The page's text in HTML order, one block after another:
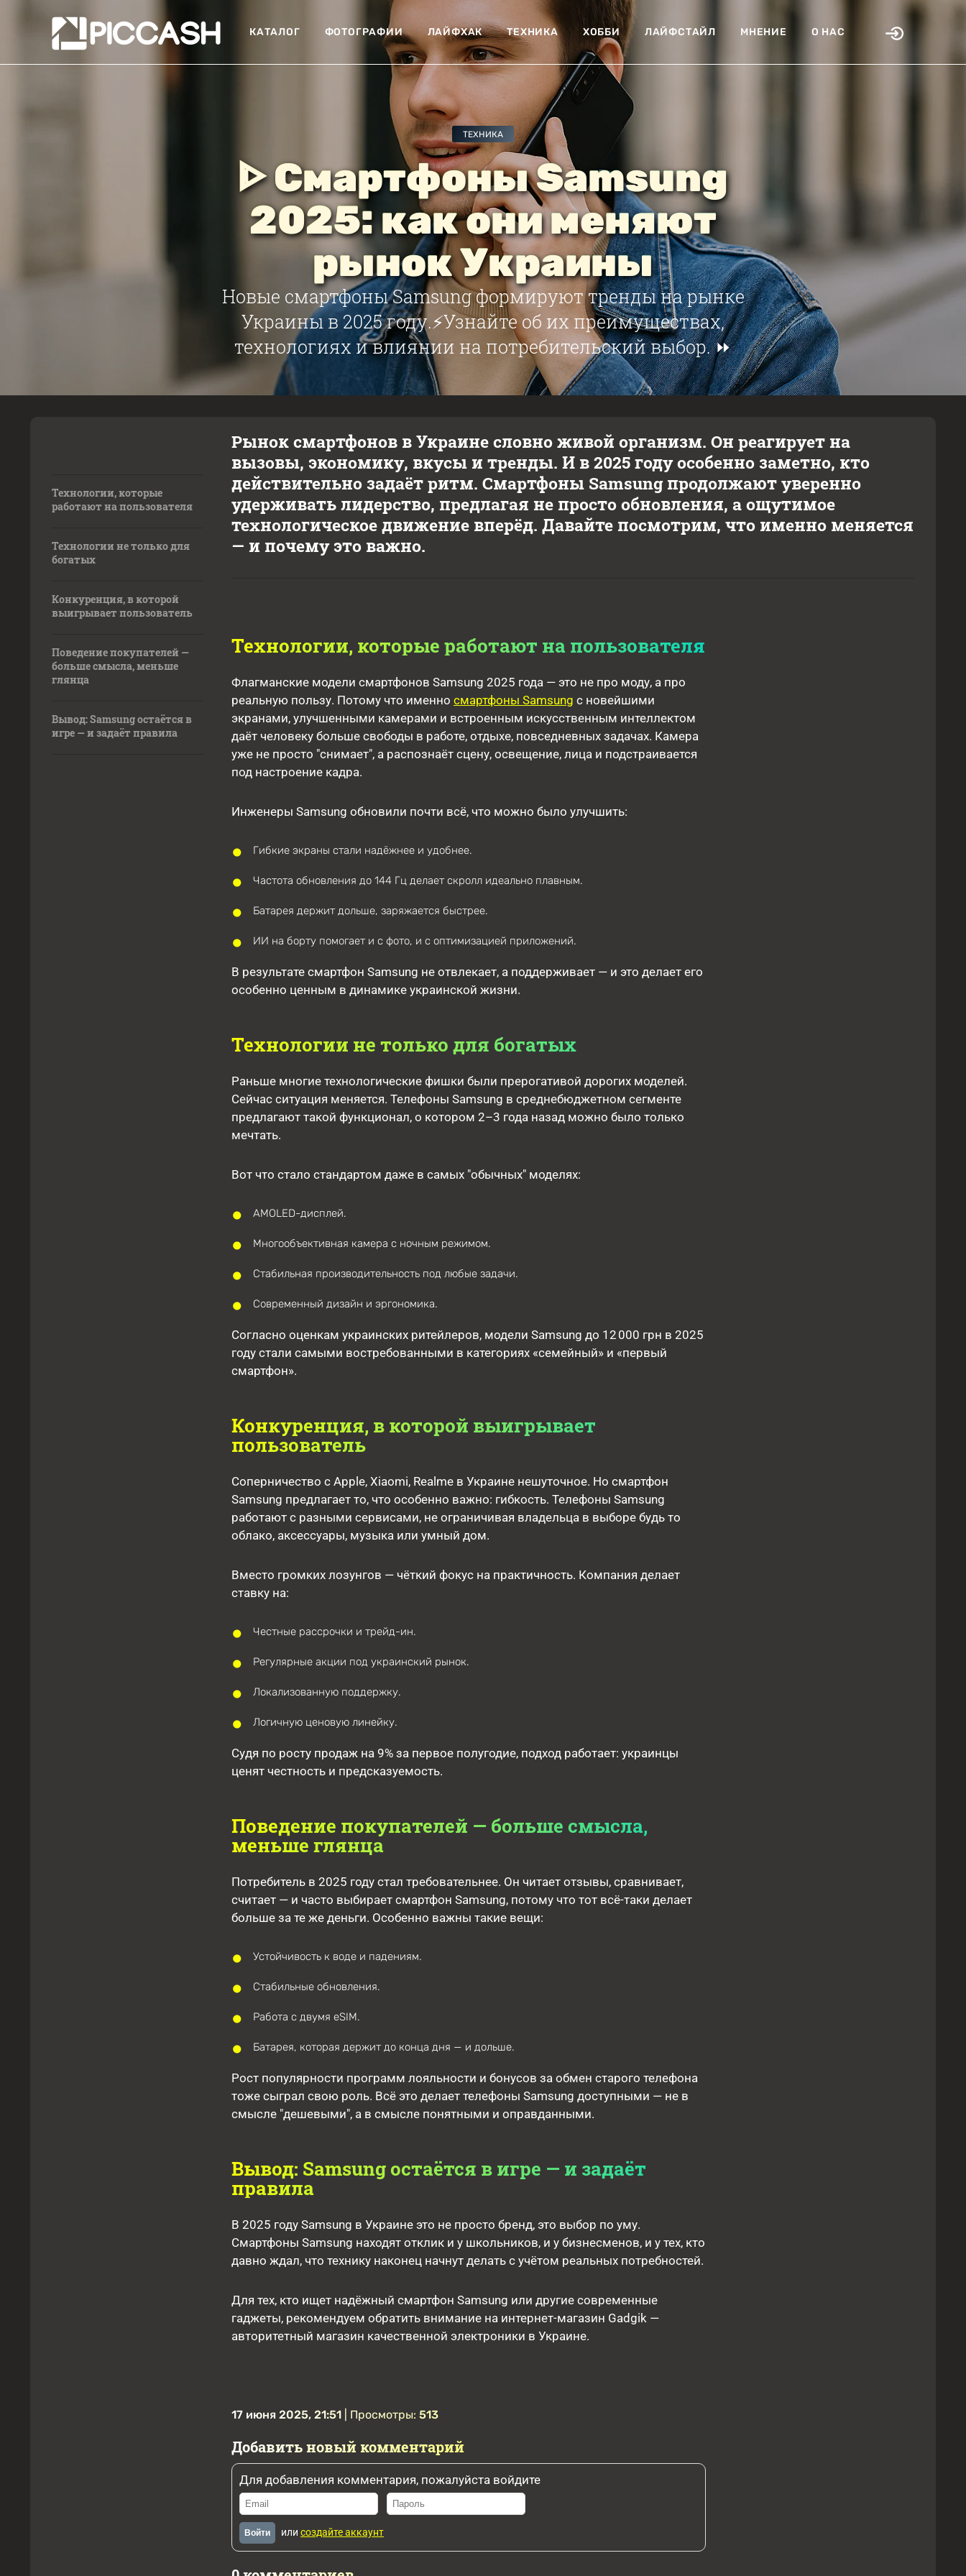
КАТАЛОГ ФОТОГРАФИИ ЛАЙФХАК ТЕХНИКА ХОББИ ЛАЙФСТАЙЛ МНЕНИЕ О НАС
ТЕХНИКА
ᐈ Смартфоны Samsung
2025: как они меняют
рынок Украины
Новые смартфоны Samsung формируют тренды на рынке
Украины в 2025 году.⚡Узнайте об их преимуществах,
технологиях и влиянии на потребительский выбор. ⏩
Технологии, которые
работают на пользователя
Технологии не только для
богатых
Конкуренция, в которой
выигрывает пользователь
Поведение покупателей —
больше смысла, меньше
глянца
Вывод: Samsung остаётся в
игре — и задаёт правила
Рынок смартфонов в Украине словно живой организм. Он реагирует на
вызовы, экономику, вкусы и тренды. И в 2025 году особенно заметно, кто
действительно задаёт ритм. Смартфоны Samsung продолжают уверенно
удерживать лидерство, предлагая не просто обновления, а ощутимое
технологическое движение вперёд. Давайте посмотрим, что именно меняется
— и почему это важно.
Технологии, которые работают на пользователя
Флагманские модели смартфонов Samsung 2025 года — это не про моду, а про
реальную пользу. Потому что именно смартфоны Samsung с новейшими
экранами, улучшенными камерами и встроенным искусственным интеллектом
даёт человеку больше свободы в работе, отдыхе, повседневных задачах. Камера
уже не просто "снимает", а распознаёт сцену, освещение, лица и подстраивается
под настроение кадра.
Инженеры Samsung обновили почти всё, что можно было улучшить:
Гибкие экраны стали надёжнее и удобнее.
Частота обновления до 144 Гц делает скролл идеально плавным.
Батарея держит дольше, заряжается быстрее.
ИИ на борту помогает и с фото, и с оптимизацией приложений.
В результате смартфон Samsung не отвлекает, а поддерживает — и это делает его
особенно ценным в динамике украинской жизни.
Технологии не только для богатых
Раньше многие технологические фишки были прерогативой дорогих моделей.
Сейчас ситуация меняется. Телефоны Samsung в среднебюджетном сегменте
предлагают такой функционал, о котором 2–3 года назад можно было только
мечтать.
Вот что стало стандартом даже в самых "обычных" моделях:
AMOLED-дисплей.
Многообъективная камера с ночным режимом.
Стабильная производительность под любые задачи.
Современный дизайн и эргономика.
Согласно оценкам украинских ритейлеров, модели Samsung до 12 000 грн в 2025
году стали самыми востребованными в категориях «семейный» и «первый
смартфон».
Конкуренция, в которой выигрывает
пользователь
Соперничество с Apple, Xiaomi, Realme в Украине нешуточное. Но смартфон
Samsung предлагает то, что особенно важно: гибкость. Телефоны Samsung
работают с разными сервисами, не ограничивая владельца в выборе будь то
облако, аксессуары, музыка или умный дом.
Вместо громких лозунгов — чёткий фокус на практичность. Компания делает
ставку на:
Честные рассрочки и трейд-ин.
Регулярные акции под украинский рынок.
Локализованную поддержку.
Логичную ценовую линейку.
Судя по росту продаж на 9% за первое полугодие, подход работает: украинцы
ценят честность и предсказуемость.
Поведение покупателей — больше смысла,
меньше глянца
Потребитель в 2025 году стал требовательнее. Он читает отзывы, сравнивает,
считает — и часто выбирает смартфон Samsung, потому что тот всё-таки делает
больше за те же деньги. Особенно важны такие вещи:
Устойчивость к воде и падениям.
Стабильные обновления.
Работа с двумя eSIM.
Батарея, которая держит до конца дня — и дольше.
Рост популярности программ лояльности и бонусов за обмен старого телефона
тоже сыграл свою роль. Всё это делает телефоны Samsung доступными — не в
смысле "дешевыми", а в смысле понятными и оправданными.
Вывод: Samsung остаётся в игре — и задаёт
правила
В 2025 году Samsung в Украине это не просто бренд, это выбор по уму.
Смартфоны Samsung находят отклик и у школьников, и у бизнесменов, и у тех, кто
давно ждал, что технику наконец начнут делать с учётом реальных потребностей.
Для тех, кто ищет надёжный смартфон Samsung или другие современные
гаджеты, рекомендуем обратить внимание на интернет-магазин Gadgik —
авторитетный магазин качественной электроники в Украине.
17 июня 2025, 21:51 | Просмотры: 513
Добавить новый комментарий
Для добавления комментария, пожалуйста войдите
Войти или создайте аккаунт